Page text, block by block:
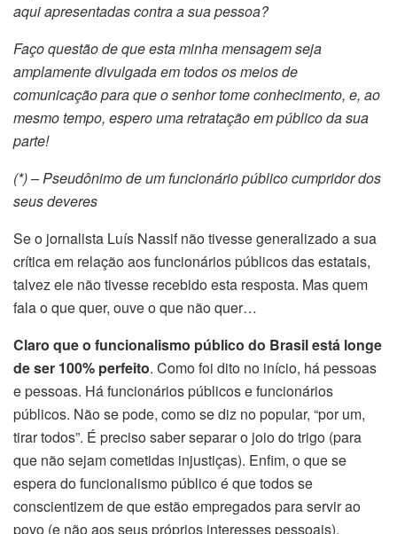
aqui apresentadas contra a sua pessoa?
Faço questão de que esta minha mensagem seja
amplamente divulgada em todos os meios de
comunicação para que o senhor tome conhecimento, e, ao
mesmo tempo, espero uma retratação em público da sua
parte!
(*) – Pseudônimo de um funcionário público cumpridor dos
seus deveres
Se o jornalista Luís Nassif não tivesse generalizado a sua
crítica em relação aos funcionários públicos das estatais,
talvez ele não tivesse recebido esta resposta. Mas quem
fala o que quer, ouve o que não quer…
Claro que o funcionalismo público do Brasil está longe
de ser 100% perfeito. Como foi dito no início, há pessoas
e pessoas. Há funcionários públicos e funcionários
públicos. Não se pode, como se diz no popular, “por um,
tirar todos”. É preciso saber separar o joio do trigo (para
que não sejam cometidas injustiças). Enfim, o que se
espera do funcionalismo público é que todos se
conscientizem de que estão empregados para servir ao
povo (e não aos seus próprios interesses pessoais).